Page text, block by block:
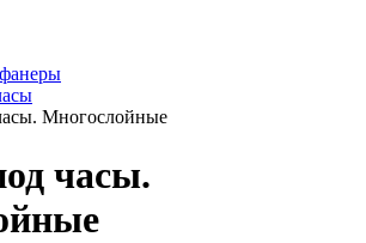
Многослойные
часы.